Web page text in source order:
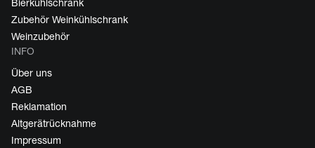
Bierkühlschrank
Zubehör Weinkühlschrank
Weinzubehör
INFO
Über uns
AGB
Reklamation
Altgerätrücknahme
Impressum